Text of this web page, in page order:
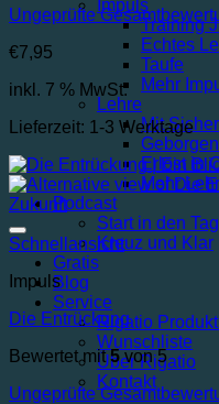
Impuls
Training
Echtes
Taufe
Mehr
Lehre
Mit
Erlöst in
Mehr
Podcast
Start in den Tag
Kreuz und Klar
Gratis
Blog
Service
Rigatio
Wunschliste
Über Rigatio
Kontakt
Ungeprüfte
€7,95
inkl. 7 % MwSt.
Lieferzeit: 1-3 Werktage
Schnellansicht
Impuls
Die Entrückung
Bewertet mit5von 5
Ungeprüfte